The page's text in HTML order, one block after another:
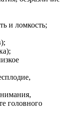
и ломкость;
головного